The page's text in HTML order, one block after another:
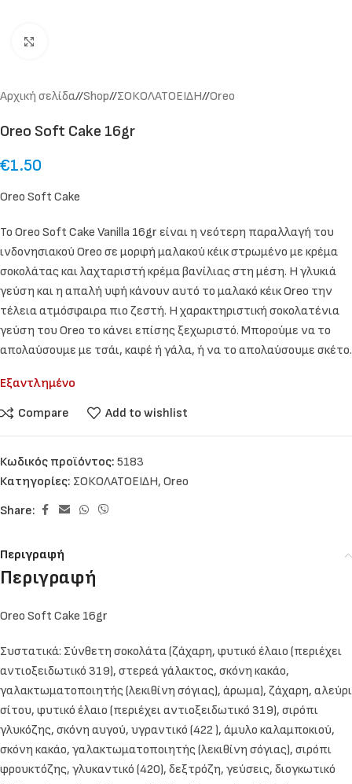
Αρχική σελίδα/ Shop/ ΣΟΚΟΛΑΤΟΕΙΔΗ/ Oreo
Oreo Soft Cake 16gr
€1.50
Oreo Soft Cake
Το Oreo Soft Cake Vanilla 16gr είναι η νεότερη παραλλαγή του
ινδονησιακού Oreo σε μορφή μαλακού κέικ στρωμένο με κρέμα
σοκολάτας και λαχταριστή κρέμα βανίλιας στη μέση. Η γλυκιά
γεύση και η απαλή υφή κάνουν αυτό το μαλακό κέικ Oreo την
τέλεια ατμόσφαιρα πιο ζεστή. Η χαρακτηριστική σοκολατένια
γεύση του Oreo το κάνει επίσης ξεχωριστό. Μπορούμε να το
απολαύσουμε με τσάι, καφέ ή γάλα, ή να το απολαύσουμε σκέτο.
Εξαντλημένο
Compare
Add to wishlist
Κωδικός προϊόντος: 5183
Κατηγορίες: ΣΟΚΟΛΑΤΟΕΙΔΗ, Oreo
Share:
Περιγραφή
Περιγραφή
Oreo Soft Cake 16gr
Συστατικά: Σύνθετη σοκολάτα (ζάχαρη, φυτικό έλαιο (περιέχει
αντιοξειδωτικό 319), στερεά γάλακτος, σκόνη κακάο,
γαλακτωματοποιητής (λεκιθίνη σόγιας), άρωμα), ζάχαρη, αλεύρι
σίτου, φυτικό έλαιο (περιέχει αντιοξειδωτικό 319), σιρόπι
γλυκόζης, σκόνη αυγού, υγραντικό (422 ), άμυλο καλαμποκιού,
σκόνη κακάο, γαλακτωματοποιητής (λεκιθίνη σόγιας), σιρόπι
φρουκτόζης, γλυκαντικό (420), δεξτρόζη, γεύσεις, διογκωτικό